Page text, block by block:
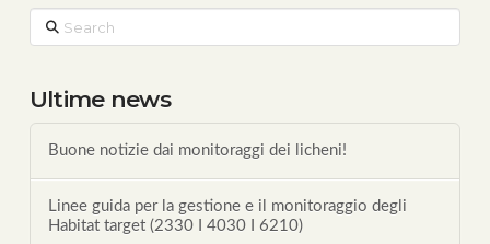
Search
Ultime news
Buone notizie dai monitoraggi dei licheni!
Linee guida per la gestione e il monitoraggio degli
Habitat target (2330 I 4030 I 6210)